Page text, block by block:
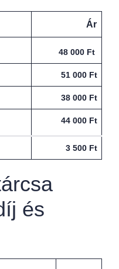
Ár
48 000 Ft
51 000 Ft
38 000 Ft
44 000 Ft
3 500 Ft
és